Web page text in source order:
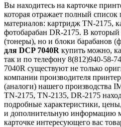
Вы находитесь на карточке
которая отражает полный
материалов: картридж TN-2175,
фотобарабан DR-2175. В
(тонеры), но и блоки барабанов
для DCP 7040R купить можно,
так и по телефону 8(812)940-58-
7040R существуют не только
компании производителя
(аналоги) нашего производства
TN-2175, TN-2135, DR-2175
подробные характеристики,
и дополнительную информацию
карточке интересующего вас